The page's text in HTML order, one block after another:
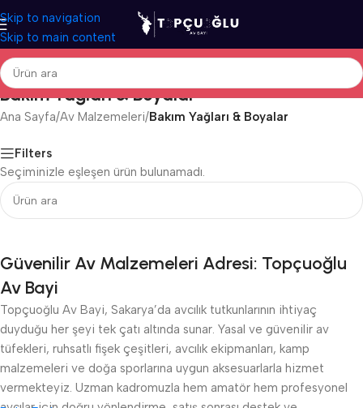
Skip to navigation
Skip to main content
Bakım Yağları & Boyalar
Ana Sayfa/Av Malzemeleri/Bakım Yağları & Boyalar
Filters
Seçiminizle eşleşen ürün bulunamadı.
Güvenilir Av Malzemeleri Adresi: Topçuoğlu
Av Bayi
Topçuoğlu Av Bayi, Sakarya’da avcılık tutkunlarının ihtiyaç
duyduğu her şeyi tek çatı altında sunar. Yasal ve güvenilir av
tüfekleri, ruhsatlı fişek çeşitleri, avcılık ekipmanları, kamp
malzemeleri ve doğa sporlarına uygun aksesuarlarla hizmet
vermekteyiz. Uzman kadromuzla hem amatör hem profesyonel